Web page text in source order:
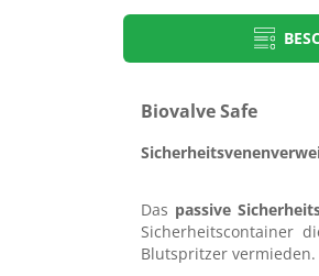
Kanüle in
G
20
99829 Infobroschuere TRBA250 PDF
Auf unserem Portal für
Eingabe der Artikelnummer und
Gebrauchsanweisung.
Biovalve Safe
Das passive
Sicherheitscontainer
Blutspritzer vermieden.